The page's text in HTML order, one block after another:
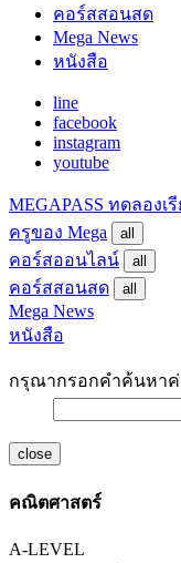
คอร์สสอนสด
Mega News
หนังสือ
line
facebook
instagram
youtube
MEGAPASS ทดลองเ
ครูของ Mega
all
คอร์สออนไลน์ all
คอร์สสอนสด all
Mega News
หนังสือ
กรุณากรอกคำค้นหาค่
close
คณิตศาสตร์
A-LEVEL